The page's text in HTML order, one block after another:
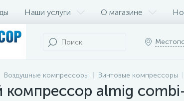
Наши услуги О магазине
Воздушные компрессоры Винтовые компрессоры
компрессор almig